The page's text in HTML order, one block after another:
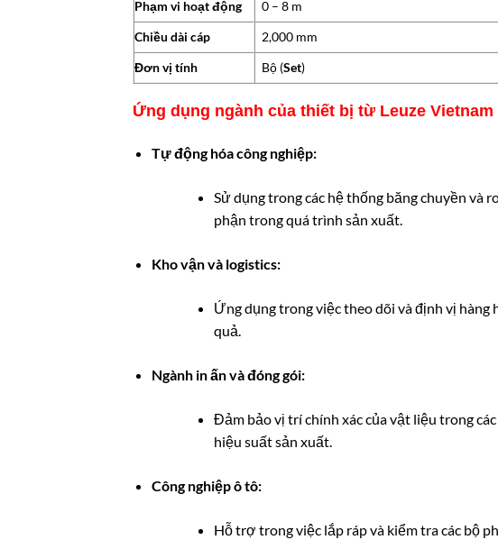
Phạm vi hoạt động
0 – 8 m
Chiều dài cáp
2,000 mm
Đơn vị tính
Bộ (Set)
Ứng dụng ngành của thiết bị từ Leuze Vietnam
Tự động hóa công nghiệp:
Sử dụng trong các hệ thống băng chuyền và
phận trong quá trình sản xuất.
Kho vận và logistics:
Ứng dụng trong việc theo dõi và định vị
quả.
Ngành in ấn và đóng gói:
Đảm bảo vị trí chính xác của vật liệu trong
hiệu suất sản xuất.
Công nghiệp ô tô:
Hỗ trợ trong việc lắp ráp và kiểm tra các bộ